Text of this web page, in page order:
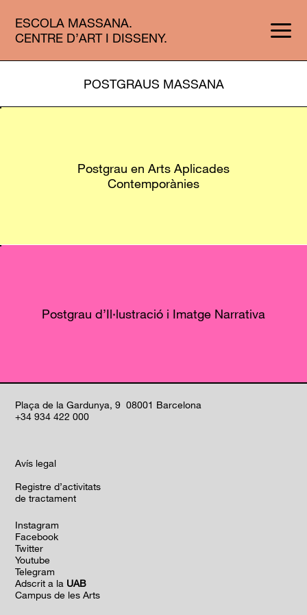
ESCOLA MASSANA.
CENTRE D’ART I DISSENY.
POSTGRAUS MASSANA
Postgrau en Arts Aplicades
Contemporànies
Postgrau d’Il·lustració i Imatge Narrativa
Plaça de la Gardunya, 9 08001 Barcelona
+34 934 422 000
Avís legal
Registre d’activitats
de tractament
Instagram
Facebook
Twitter
Youtube
Telegram
Adscrit a la UAB
Campus de les Arts